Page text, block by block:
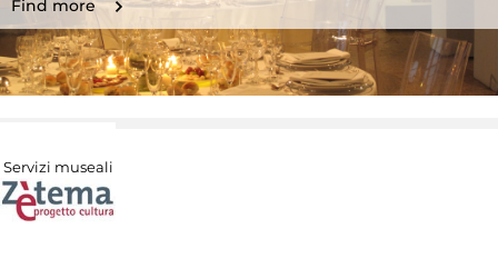
Find more
Servizi museali